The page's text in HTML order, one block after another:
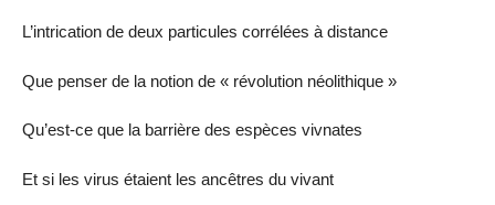
L’intrication de deux particules corrélées à distance
Que penser de la notion de « révolution néolithique »
Qu’est-ce que la barrière des espèces vivnates
Et si les virus étaient les ancêtres du vivant